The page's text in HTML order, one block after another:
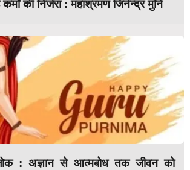
की निर्जरा : महाश्रमण जिनेन्द्र मुनि
: अज्ञान से आत्मबोध तक जीवन को